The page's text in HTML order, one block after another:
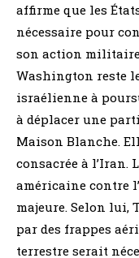
affirme que les
nécessaire pour
son action
Washington reste
israélienne à
à déplacer une
Maison Blanche.
consacrée à l’Iran.
américaine contre
majeure. Selon lui,
par des frappes
terrestre serait